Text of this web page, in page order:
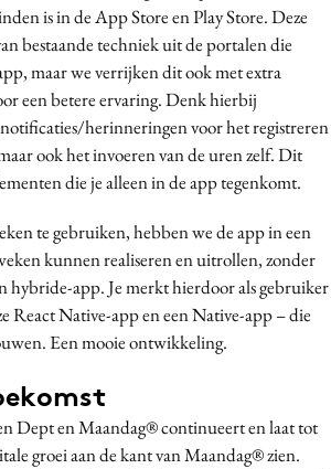
is in de App Store en Play Store. Deze
bestaande techniek uit de portalen die
maar we verrijken dit ook met extra
een betere ervaring. Denk hierbij
herinneringen voor het registreren
ook het invoeren van de uren zelf. Dit
die je alleen in de app tegenkomt.
te gebruiken, hebben we de app in een
kunnen realiseren en uitrollen, zonder
hybride-app. Je merkt hierdoor als gebruiker
React Native-app en een Native-app – die
Een mooie ontwikkeling.
Dept en Maandag® continueert en laat tot
groei aan de kant van Maandag® zien.